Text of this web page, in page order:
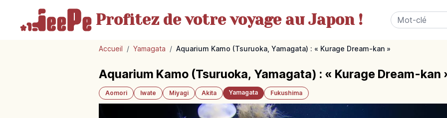
Profitez de votrevoyage au Japon !
Accueil / Yamagata / Aquarium Kamo (Tsuruoka, Yamagata) : « Kurage Dream-kan »
Aquarium Kamo (Tsuruoka, Yamagata) : « Kurage Dream-kan
Aomori Iwate Miyagi Akita Yamagata Fukushima